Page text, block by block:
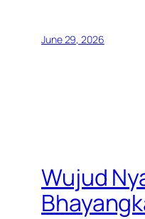
June 29, 2026
Wujud